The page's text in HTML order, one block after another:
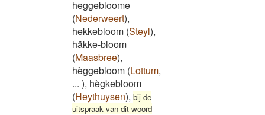
heggebloome
(Nederweert),
hekkebloom (Steyl),
häkke-bloom
(Maasbree),
hèggebloom (Lottum,
... ), hègkebloom
(Heythuysen), bij de
uitspraak van dit woord